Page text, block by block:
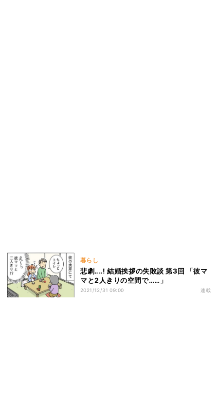
暮らし
悲劇‥‥! 結婚挨拶の失敗談 第3回 「彼マ
マと2人きりの空間で……」
2021/12/31 09:00 連載